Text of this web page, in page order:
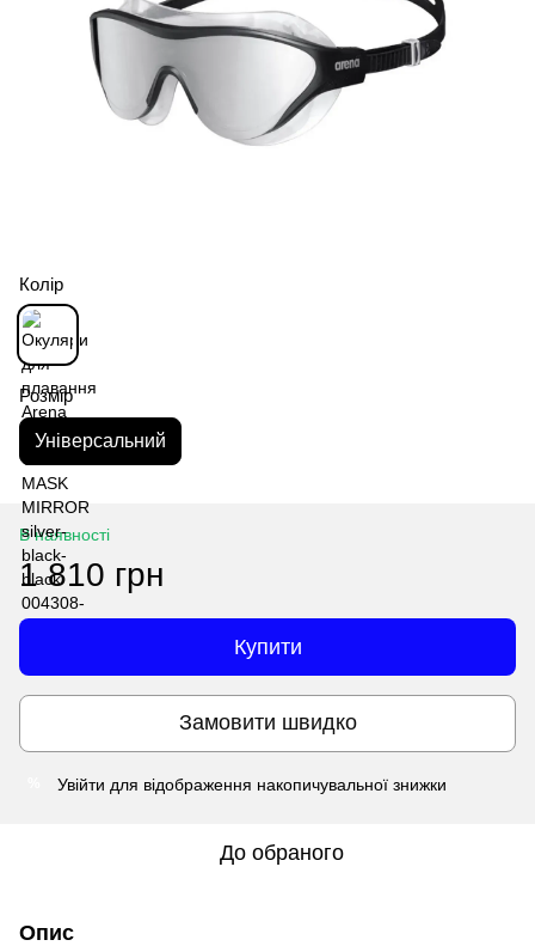
Колір
Розмір
Універсальний
В наявності
1 810 грн
Купити
Замовити швидко
Увійти для відображення накопичувальної знижки
До обраного
Опис